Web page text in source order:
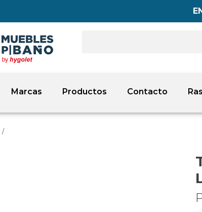
Marcas Productos Contacto
/